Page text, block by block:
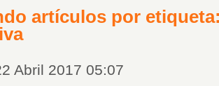
artículos por
Abril 2017 05:07